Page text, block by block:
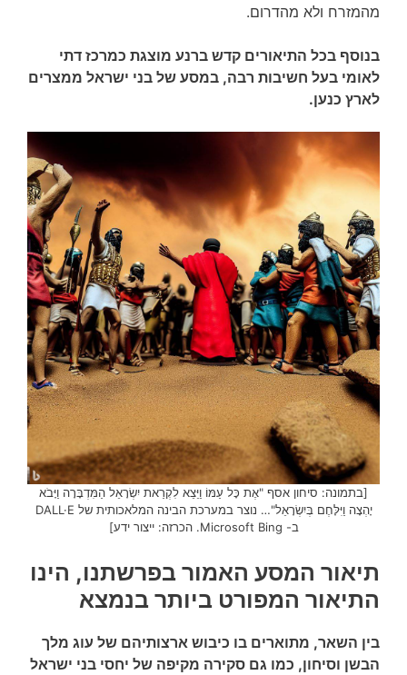
מהמזרח ולא מהדרום.
בנוסף בכל התיאורים קדש ברנע מוצגת כמרכז דתי
לאומי בעל חשיבות רבה, במסע של בני ישראל ממצרים
לארץ כנען.
[בתמונה: סיחון אסף "אֶת כָּל עַמּוֹ וַיֵּצֵא לִקְרַאת יִשְׂרָאֵל הַמִּדְבָּרָה וַיָּבֹא
יָהְצָה וַיִּלָּחֶם בְּיִשְׂרָאֵל"… נוצר במערכת הבינה המלאכותית של DALL·E
ב- Microsoft Bing. הכרזה: ייצור ידע]
תיאור המסע האמור בפרשתנו, הינו
התיאור המפורט ביותר בנמצא
בין השאר, מתוארים בו כיבוש ארצותיהם של עוג מלך
הבשן וסיחון, כמו גם סקירה מקיפה של יחסי בני ישראל